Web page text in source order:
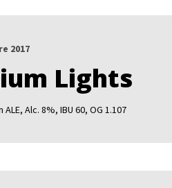
2017
Lights
Alc. 8%, IBU 60, OG 1.107